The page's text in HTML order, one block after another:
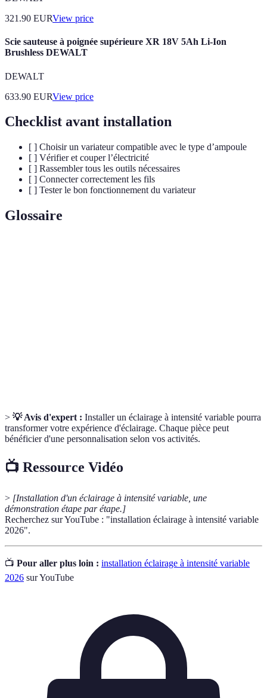
321.90 EURView price
Scie sauteuse à poignée supérieure XR 18V 5Ah Li-Ion
Brushless DEWALT
DEWALT
633.90 EURView price
Checklist avant installation
[ ] Choisir un variateur compatible avec le type d’ampoule
[ ] Vérifier et couper l’électricité
[ ] Rassembler tous les outils nécessaires
[ ] Connecter correctement les fils
[ ] Tester le bon fonctionnement du variateur
Glossaire
> 💡 Avis d'expert : Installer un éclairage à intensité variable pourra
transformer votre expérience d'éclairage. Chaque pièce peut
bénéficier d'une personnalisation selon vos activités.
📺 Ressource Vidéo
> [Installation d'un éclairage à intensité variable, une
démonstration étape par étape.]
Recherchez sur YouTube : "installation éclairage à intensité variable
2026".
📺 Pour aller plus loin : installation éclairage à intensité variable
2026 sur YouTube